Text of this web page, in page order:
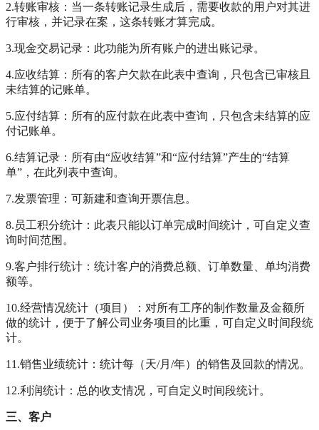
2.转账审核：当一条转账记录生成后，需要收款的用户对其进
行审核，并记录在案，这条转账才算完成。
3.现金交易记录：此功能为所有账户的进出账记录。
4.应收结算：所有的客户欠款在此表中查询，只包含已审核且
未结算的记账单。
5.应付结算：所有的应付款在此表中查询，只包含未结算的应
付记账单。
6.结算记录：所有由“应收结算”和“应付结算”产生的“结算
单”，在此列表中查询。
7.发票管理：可新建和查询开票信息。
8.员工积分统计：此表只能以订单完成时间统计，可自定义查
询时间范围。
9.客户排行统计：统计客户的消费总额、订单数量、单均消费
额等。
10.经营情况统计（项目）：对所有工序的制作数量及金额所
做的统计，便于了解公司业务项目的比重，可自定义时间段统
计。
11.销售业绩统计：统计每（天/月/年）的销售及回款的情况。
12.利润统计：总的收支情况，可自定义时间段统计。
三、客户